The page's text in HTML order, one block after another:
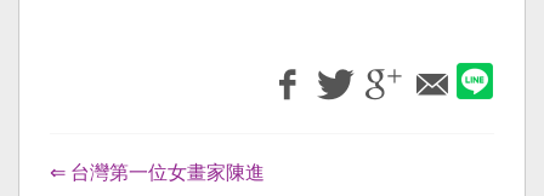
⇐ 台灣第一位女畫家陳進